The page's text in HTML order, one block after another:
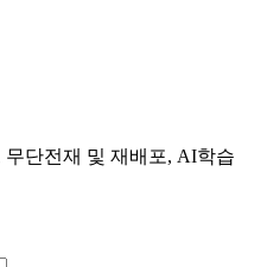
단전재 및 재배포, AI학습